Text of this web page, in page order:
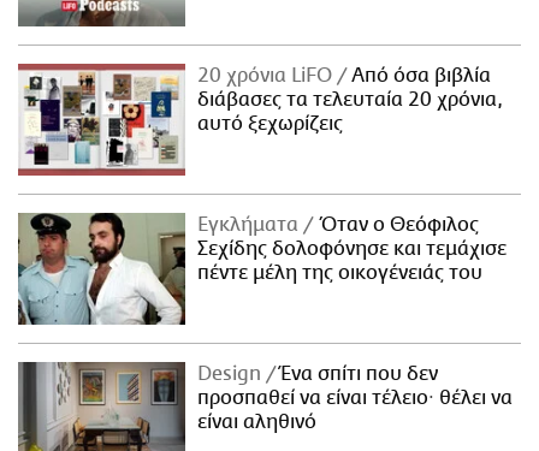
20 χρόνια LiFO
Από όσα βιβλία
διάβασες τα τελευταία 20 χρόνια,
αυτό ξεχωρίζεις
Εγκλήματα
Όταν ο Θεόφιλος
Σεχίδης δολοφόνησε και τεμάχισε
πέντε μέλη της οικογένειάς του
Design
Ένα σπίτι που δεν
προσπαθεί να είναι τέλειο· θέλει να
είναι αληθινό